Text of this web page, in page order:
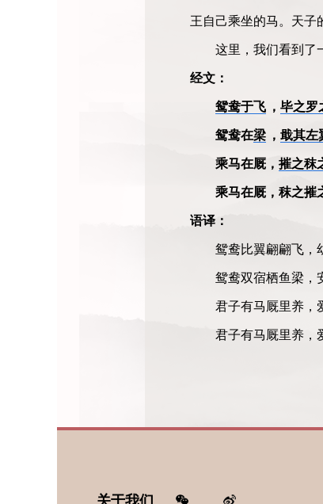
王自己乘坐的马。天子
这里，我们看到了
经文：
鸳鸯于飞 ， 毕之罗
鸳鸯在梁 ， 戢其左
乘马在厩， 摧之秣
乘马在厩，秣之摧
语译：
鸳鸯比翼翩翩飞，
鸳鸯双宿栖鱼梁，
君子有马厩里养，
君子有马厩里养，
关于我们